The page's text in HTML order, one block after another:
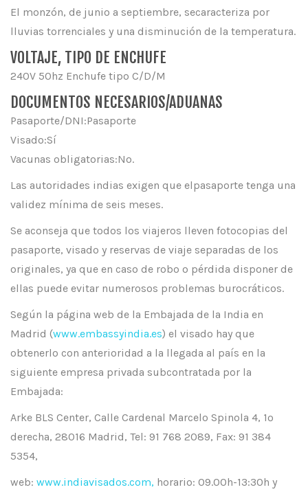
El monzón, de junio a septiembre, secaracteriza por
lluvias torrenciales y una disminución de la temperatura.
VOLTAJE, TIPO DE ENCHUFE
240V 50hz Enchufe tipo C/D/M
DOCUMENTOS NECESARIOS/ADUANAS
Pasaporte/DNI:Pasaporte
Visado:Sí
Vacunas obligatorias:No.
Las autoridades indias exigen que elpasaporte tenga una
validez mínima de seis meses.
Se aconseja que todos los viajeros lleven fotocopias del
pasaporte, visado y reservas de viaje separadas de los
originales, ya que en caso de robo o pérdida disponer de
ellas puede evitar numerosos problemas burocráticos.
Según la página web de la Embajada de la India en
Madrid (www.embassyindia.es) el visado hay que
obtenerlo con anterioridad a la llegada al país en la
siguiente empresa privada subcontratada por la
Embajada:
Arke BLS Center, Calle Cardenal Marcelo Spinola 4, 1º
derecha, 28016 Madrid, Tel: 91 768 2089, Fax: 91 384
5354,
web: www.indiavisados.com, horario: 09.00h-13:30h y